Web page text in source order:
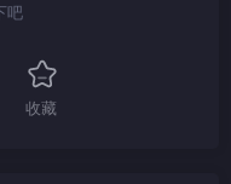
死，薛萦赶至，范睢不敌
，薛萦不忍杀信陵君，反遭
睢所杀，信陵君悲痛欲绝。
吧
收藏